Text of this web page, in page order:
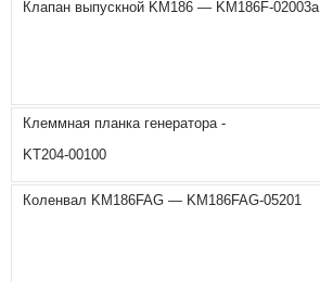
Клапан выпускной KM186 — KM186F-02003a
Клеммная планка генератора -
KT204-00100
Коленвал KM186FAG — KM186FAG-05201